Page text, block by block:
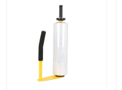
Về chúng tôi
Tham quan nhà máy
Kiểm soát chất lượng